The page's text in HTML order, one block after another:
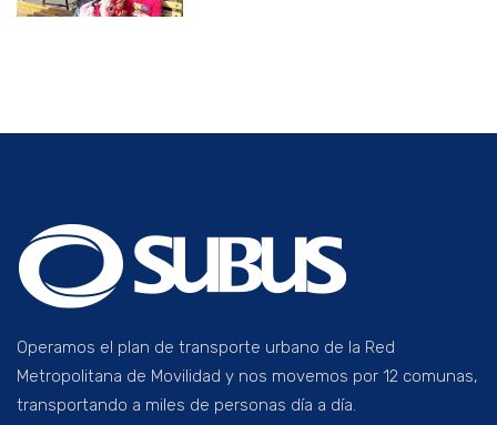
Operamos el plan de transporte urbano de la Red
Metropolitana de Movilidad y nos movemos por 12 comunas,
transportando a miles de personas día a día.